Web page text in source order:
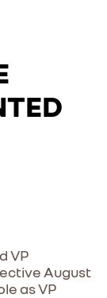
VP
August
as VP